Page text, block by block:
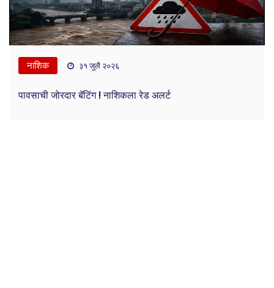
नाशिक ३१ जुलै २०२६
पावसाची जोरदार बॅटिंग ! नाशिकला रेड अलर्ट